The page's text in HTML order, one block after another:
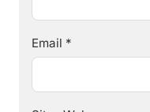
Email *